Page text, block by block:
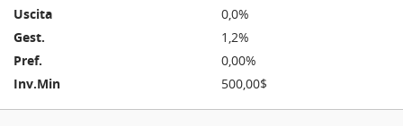
0,0%
1,2%
0,00%
500,00$